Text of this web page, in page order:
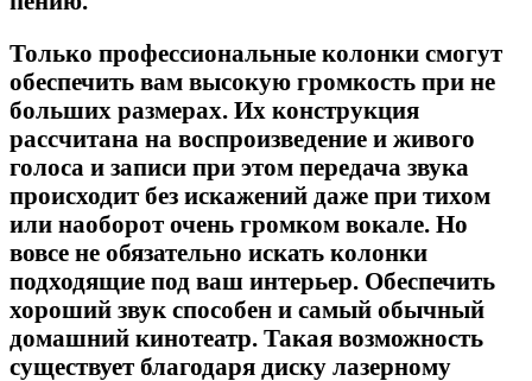
Только профессиональные колонки смогут
обеспечить вам высокую громкость при не
больших размерах. Их конструкция
рассчитана на воспроизведение и живого
голоса и записи при этом передача звука
происходит без искажений даже при тихом
или наоборот очень громком вокале. Но
вовсе не обязательно искать колонки
подходящие под ваш интерьер. Обеспечить
хороший звук способен и самый обычный
домашний кинотеатр. Такая возможность
существует благодаря диску лазерному